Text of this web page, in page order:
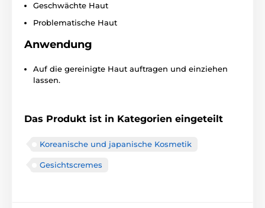
Geschwächte Haut
Problematische Haut
Anwendung
Auf die gereinigte Haut auftragen und einziehen
lassen.
Das Produkt ist in Kategorien eingeteilt
Koreanische und japanische Kosmetik
Gesichtscremes